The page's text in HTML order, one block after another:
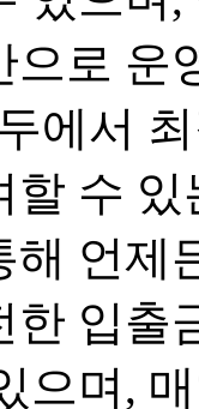
으로 운
에서
할 수
해 언제
한 입출
으며,